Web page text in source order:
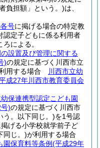
負担額」という。)は、
号に掲げる場合の特定教
認定子どもに係る利用者
による。
設置及び管理に関する
)の規定に基づく川西市立
用する場合
川西市立幼
成27年川西市教育委員会
幼保連携型認定こども園
)の規定に基づく川西市
う。以下同じ。)を1号認
げる小学校就学前子ど
同じ。)が利用する場合
園保育料等条例(平成29年